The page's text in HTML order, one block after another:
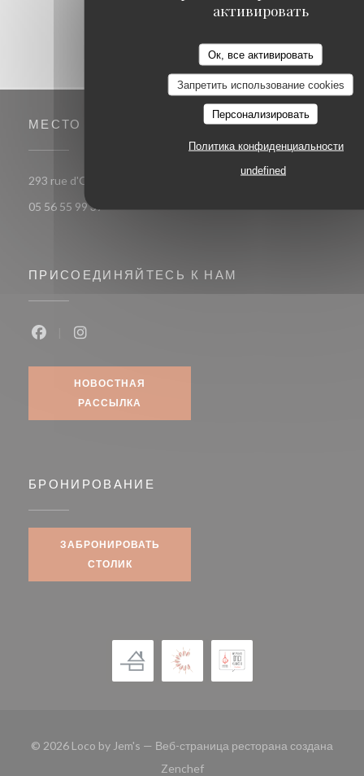
активировать
Ок, все активировать
Запретить использование cookies
Персонализировать
Политика конфиденциальности
undefined
МЕСТО
293 rue d'Ornano 33000 bordeaux
((открывается в новом окне))
05 56 55 99 37
ПРИСОЕДИНЯЙТЕСЬ К НАМ
НОВОСТНАЯ
РАССЫЛКА
БРОНИРОВАНИЕ
ЗАБРОНИРОВАТЬ
СТОЛИК
© 2026 Loco by Jem's — Веб-страница ресторана создана
Zenchef((открывается в новом окне))